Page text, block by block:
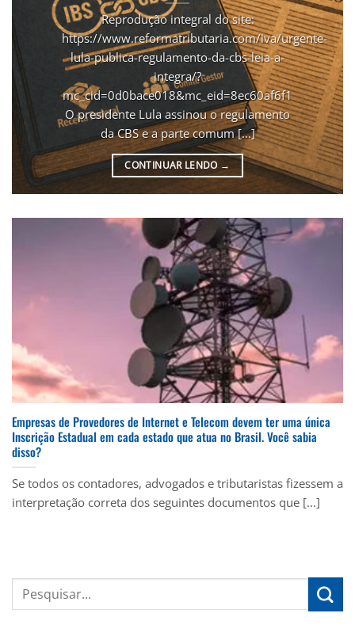
Reprodução integral do site:
https://www.reformatributaria.com/iva/urgente-
lula-publica-regulamento-da-cbs-leia-a-
integra/?
mc_cid=0d0bace018&mc_eid=8ec60af6f1
O presidente Lula assinou o regulamento
da CBS e a parte comum [...]
CONTINUAR LENDO →
Empresas de Provedores de Internet e Telecom devem ter uma única
Inscrição Estadual em cada estado que atua no Brasil. Você sabia
disso?
Se todos os contadores, advogados e tributaristas fizessem a
interpretação correta dos seguintes documentos que [...]